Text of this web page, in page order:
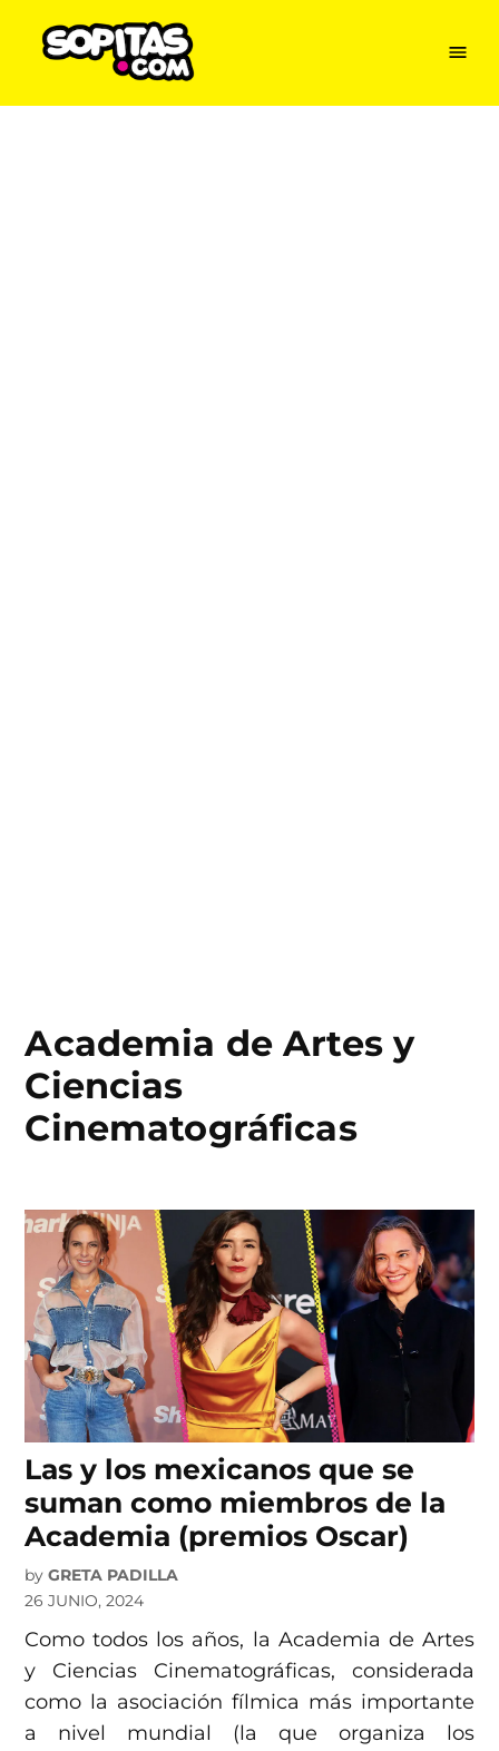
Skip
content
Menu
Academia de Artes y
Ciencias
Cinematográficas
Las y los mexicanos que se
suman como miembros de la
Academia (premios Oscar)
by GRETA PADILLA
26 JUNIO, 2024
Como todos los años, la Academia de Artes
y Ciencias Cinematográficas, considerada
como la asociación fílmica más importante
a nivel mundial (la que organiza los